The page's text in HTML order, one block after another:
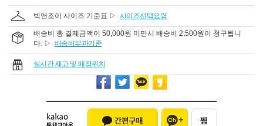
빅앤조이 사이즈 기준표 ▷ 사이즈선택요령
배송비 총 결제금액이 50,000원 미만시 배송비 2,500원이 청구됩니
다. ▷ 배송비부과기준
실시간 재고 및 매장위치